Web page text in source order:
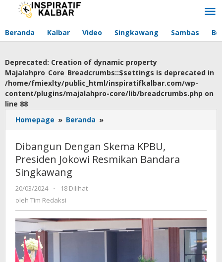
Lewati
Beranda Kalbar Video Singkawang Sambas
Deprecated: Creation of dynamic property
Majalahpro_Core_Breadcrumbs::$settings is deprecated in
/home/fmiexlty/public_html/inspiratifkalbar.com/wp-
content/plugins/majalahpro-core/lib/breadcrumbs.php on
line 88
Homepage » Beranda »
Dengan
Skema
KPBU,
Presiden
Dibangun Dengan Skema KPBU,
Presiden Jokowi Resmikan Bandara
Singkawang
20/03/2024
oleh
Tim
-
18 Dilihat
oleh Tim Redaksi